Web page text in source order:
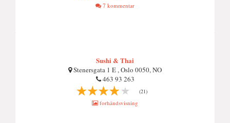
7 kommentar
Sushi & Thai
Stenersgata 1 E , Oslo 0050, NO
463 93 263
(21)
forhåndsvisning